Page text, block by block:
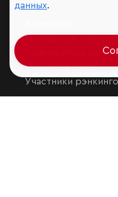
Контактная
Подписаться на
Обратная связь
Участники
данных.